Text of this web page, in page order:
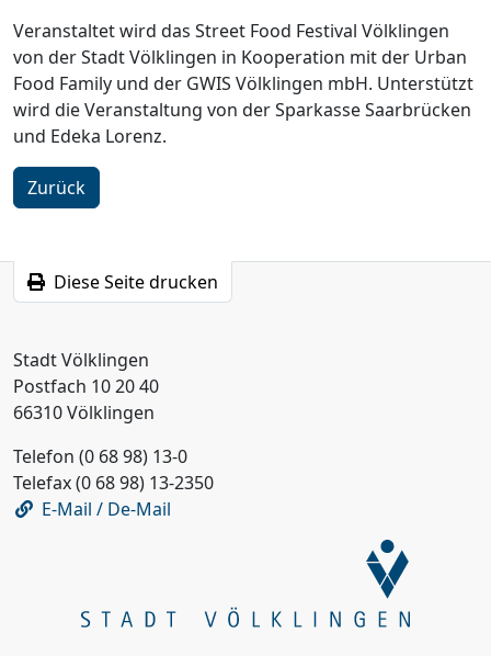
Veranstaltet wird das Street Food Festival Völklingen
von der Stadt Völklingen in Kooperation mit der Urban
Food Family und der GWIS Völklingen mbH. Unterstützt
wird die Veranstaltung von der Sparkasse Saarbrücken
und Edeka Lorenz.
Zurück
Diese Seite drucken
Stadt Völklingen
Postfach 10 20 40
66310 Völklingen
Telefon (0 68 98) 13-0
Telefax (0 68 98) 13-2350
E-Mail / De-Mail